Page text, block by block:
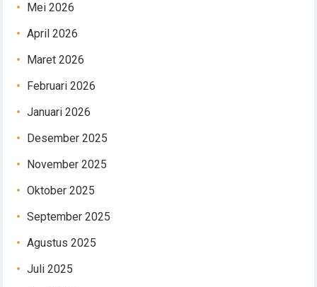
Mei 2026
April 2026
Maret 2026
Februari 2026
Januari 2026
Desember 2025
November 2025
Oktober 2025
September 2025
Agustus 2025
Juli 2025